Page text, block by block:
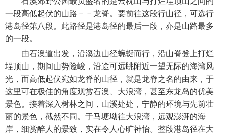
一段高低起伏的山路－－龙脊。要前往这段行山径，可选行
港岛径第八段。此路径是港岛径的最后一段，亦是山路最多
的一段。
由石澳道出发，沿溪边山径蜿蜒而行，沿山脊登上打烂
埕顶山，期间山势险峻，沿途可远眺附近一望无际的海湾风
光，而高低起伏宛如龙脊的山径，就是龙脊之名的由来，于
这里可在极佳的角度观赏石澳、大浪湾，甚至东龙岛的优美
景色。接着深入树林之间，山溪处处，宁静的环境与先前壮
丽的景色，截然不同。于马塘坳往大浪湾，远观澎湃的海
岸，细赏醉人的景致，实在令人心旷神怡。整段港岛径在大